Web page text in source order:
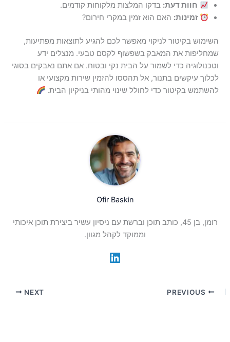
חוות דעת: בדקו המלצות מלקוחות קודמים.
זמינות: האם הוא זמין במקרי חירום?
השימוש בקיטור לניקוי מאפשר לכם להגיע לתוצאות מפתיעות,
שמחליפות את המאבק בשפשוף לקסם טבעי. מנצלים ידע
וטכנולוגיה כדי לשמור על הבית נקי ובטוח. אם אתם נאבקים בסוגי
לכלוך עיקשים בתנור, אל תהססו להזמין שירות מקצועי או
להשתמש בקיטור כדי לחולל שינוי מהותי בניקיון הבית.
Ofir Baskin
רומן, בן 45, כותב תוכן וברשת עם ניסיון עשיר ביצירת תוכן איכותי
וממוקד לקהל מגוון.
NEXT